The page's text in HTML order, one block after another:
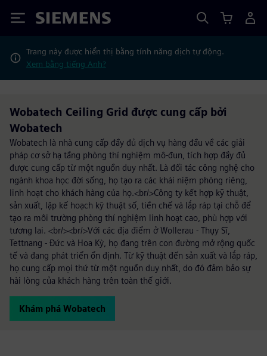
Siemens
Trang này được hiển thị bằng tính năng dịch tự động.
Xem bằng tiếng Anh?
Wobatech Ceiling Grid được cung cấp bởi
Wobatech
Wobatech là nhà cung cấp đầy đủ dịch vụ hàng đầu về các giải
pháp cơ sở hạ tầng phòng thí nghiệm mô-đun, tích hợp đầy đủ
được cung cấp từ một nguồn duy nhất. Là đối tác công nghệ cho
ngành khoa học đời sống, họ tạo ra các khái niệm phòng riêng,
linh hoạt cho khách hàng của họ.<br/>Công ty kết hợp kỹ thuật,
sản xuất, lập kế hoạch kỹ thuật số, tiền chế và lắp ráp tại chỗ để
tạo ra môi trường phòng thí nghiệm linh hoạt cao, phù hợp với
tương lai. <br/><br/>Với các địa điểm ở Wollerau - Thụy Sĩ,
Tettnang - Đức và Hoa Kỳ, họ đang trên con đường mở rộng quốc
tế và đang phát triển ổn định. Từ kỹ thuật đến sản xuất và lắp ráp,
họ cung cấp mọi thứ từ một nguồn duy nhất, do đó đảm bảo sự
hài lòng của khách hàng trên toàn thế giới.
Khám phá Wobatech